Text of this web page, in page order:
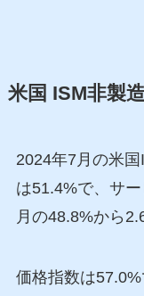
米国 ISM非製
2024年7月の米国
は51.4%で、サ
月の48.8%から
価格指数は